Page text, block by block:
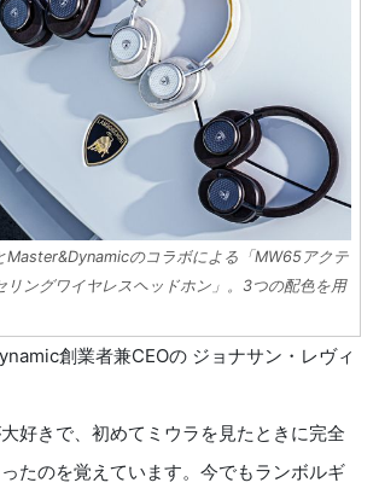
のコラボによる「MW65アクテ
リングワイヤレスヘッドホン」。3つの配色を用
創業者兼CEOの ジョナサン・レヴィ
大好きで、初めてミウラを見たときに完全
たのを覚えています。今でもランボルギ